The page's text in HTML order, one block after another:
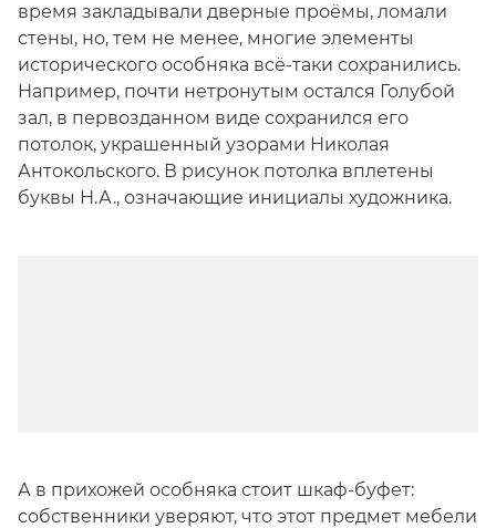
время закладывали дверные проёмы, ломали
стены, но, тем не менее, многие элементы
исторического особняка всё-таки сохранились.
Например, почти нетронутым остался Голубой
зал, в первозданном виде сохранился его
потолок, украшенный узорами Николая
Антокольского. В рисунок потолка вплетены
буквы Н.А., означающие инициалы художника.
А в прихожей особняка стоит шкаф-буфет:
собственники уверяют, что этот предмет мебели